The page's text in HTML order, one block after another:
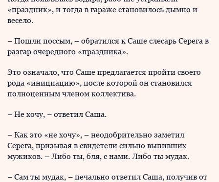
«праздник», и тогда в гараже становилось дымно и
весело.
– Пошли поссым, – обратился к Саше слесарь Серега в
разгар очередного «праздника».
Это означало, что Саше предлагается пройти своего
рода «инициацию», после которой он становился
полноценным членом коллектива.
– Не хочу, – ответил Саша.
– Как это «не хочу», – неодобрительно заметил
Серега, призывая в свидетели сильно выпивших
мужиков. – Либо ты, бля, с нами. Либо ты мудак.
– Сам ты мудак, – печально ответил Саша, получив от